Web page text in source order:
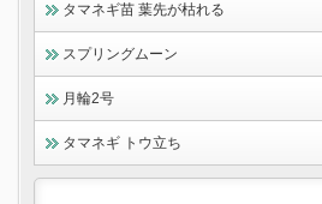
タマネギ苗 葉先が枯れる
スプリングムーン
月輪2号
タマネギ トウ立ち